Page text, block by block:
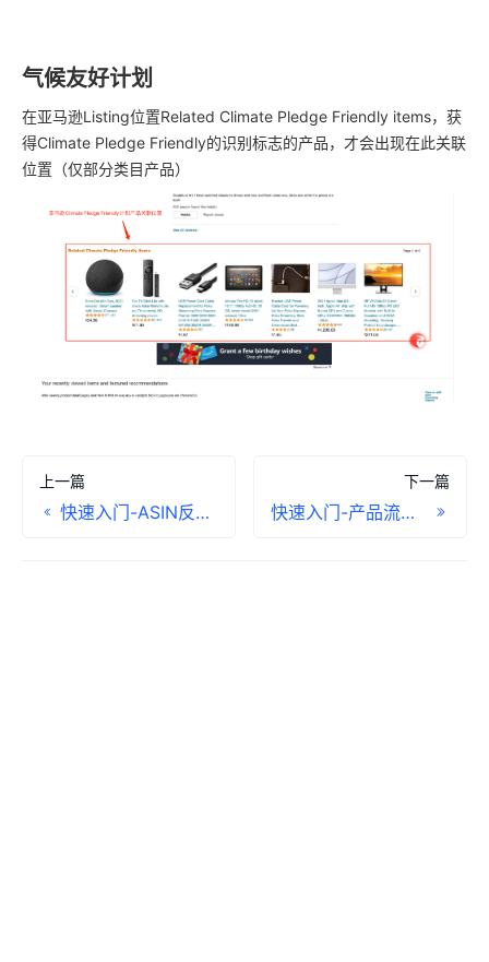
气候友好计划
在亚马逊Listing位置Related Climate Pledge Friendly items，获
得Climate Pledge Friendly的识别标志的产品，才会出现在此关联
位置（仅部分类目产品）
上一篇
快速入门-ASIN反查关联流量
下一篇
快速入门-产品流量对比